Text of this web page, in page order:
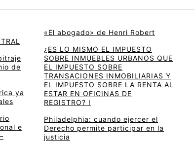
de
ya
e
«El abogado» de Henri Robert
¿ES LO MISMO EL IMPUESTO
SOBRE INMUEBLES URBANOS QUE
EL IMPUESTO SOBRE
TRANSACIONES INMOBILIARIAS Y
EL IMPUESTO SOBRE LA RENTA AL
ESTAR EN OFICINAS DE
REGISTRO? I
Philadelphia: cuando ejercer el
Derecho permite participar en la
justicia